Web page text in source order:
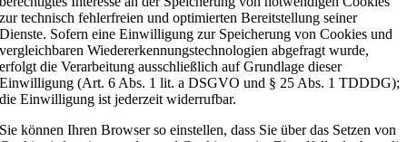
zur technisch fehlerfreien und optimierten Bereitstellung seiner
Dienste. Sofern eine Einwilligung zur Speicherung von Cookies und
vergleichbaren Wiedererkennungstechnologien abgefragt wurde,
erfolgt die Verarbeitung ausschließlich auf Grundlage dieser
Einwilligung (Art. 6 Abs. 1 lit. a DSGVO und § 25 Abs. 1 TDDDG);
die Einwilligung ist jederzeit widerrufbar.
Sie können Ihren Browser so einstellen, dass Sie über das Setzen von